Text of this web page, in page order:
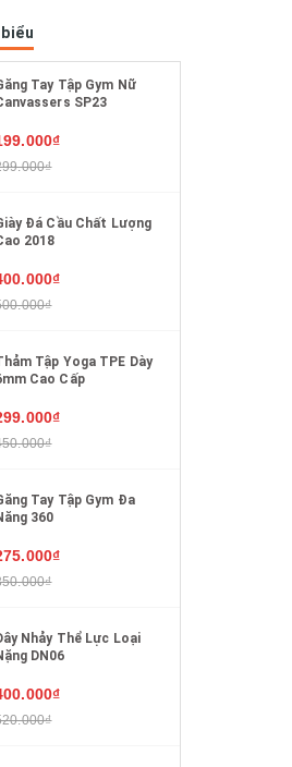
Tay Tập Gym Nữ
SP23
Đá Cầu Chất Lượng
2018
Tập Yoga TPE Dày
Cao Cấp
Tay Tập Gym Đa
360
Nhảy Thể Lực Loại
DN06